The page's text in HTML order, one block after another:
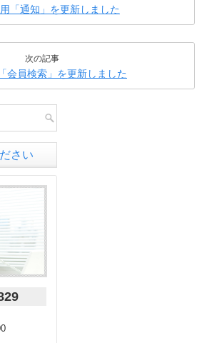
「通知」を更新しました
次の記事
会員検索」を更新しました
さい